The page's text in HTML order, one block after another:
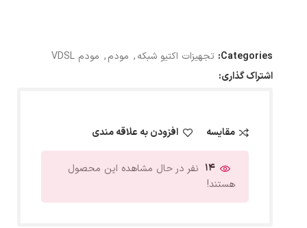
Categories: تجهیزات اکتیو شبکه, مودم, مودم VDSL
اشتراک گذاری:
مقایسه افزودن به علاقه مندی
14 نفر در حال مشاهده این محصول
هستند!